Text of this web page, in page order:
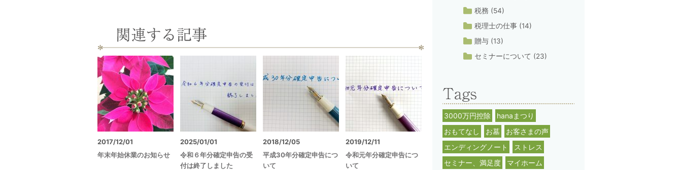
2017/12/01
年末年始休業のお知らせ
2025/01/01
令和６年分確定申告の受
付は終了しました
2018/12/05
平成30年分確定申告につ
いて
2019/12/11
令和元年分確定申告につ
いて
税務 (54)
税理士の仕事(14)
贈与(13)
セミナーについて (23)
3000万円控除
hanaまつり
おもてなし
お墓
お客さまの声
エンディングノート
ストレス
セミナー、満足度
マイホーム